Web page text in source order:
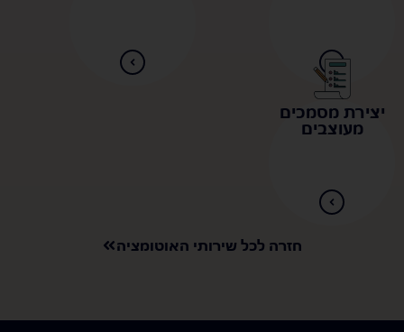
יצירת מסמכים
מעוצבים
חזרה לכל שירותי האוטומציה